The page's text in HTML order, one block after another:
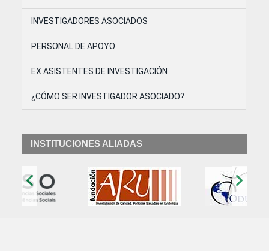
INVESTIGADORES ASOCIADOS
PERSONAL DE APOYO
EX ASISTENTES DE INVESTIGACIÓN
¿CÓMO SER INVESTIGADOR ASOCIADO?
INSTITUCIONES ALIADAS